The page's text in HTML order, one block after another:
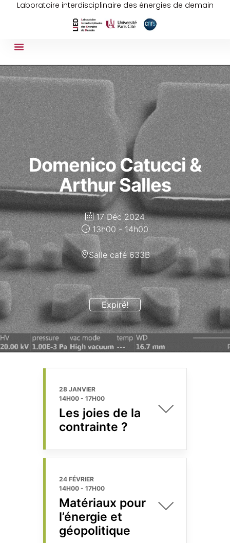
Laboratoire interdisciplinaire des énergies de demain
Domenico Catucci &
Arthur Salles
17 Déc 2024
Expiré!
13h00 - 14h00
Salle café 633B
28 JANVIER
14H00 - 17H00
Les joies de la
contrainte ?
24 FÉVRIER
14H00 - 17H00
Matériaux pour
l’énergie et
géopolitique